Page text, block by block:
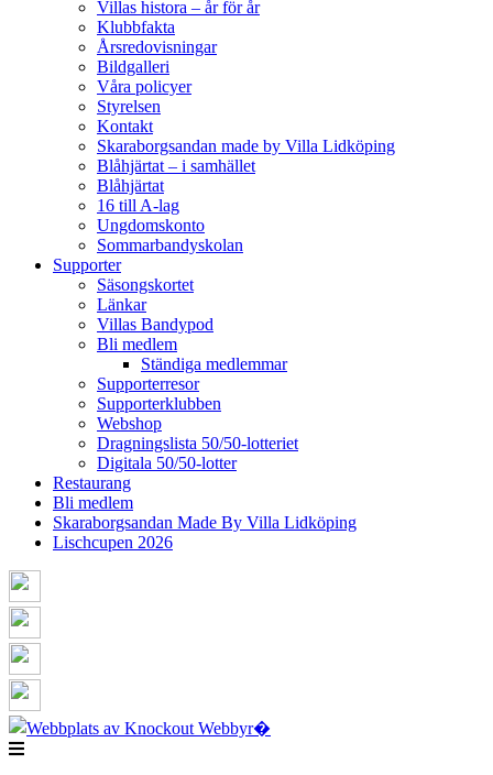
Villas histora – år för år
Klubbfakta
Årsredovisningar
Bildgalleri
Våra policyer
Styrelsen
Kontakt
Skaraborgsandan made by Villa Lidköping
Blåhjärtat – i samhället
Blåhjärtat
16 till A-lag
Ungdomskonto
Sommarbandyskolan
Supporter
Säsongskortet
Länkar
Villas Bandypod
Bli medlem
Ständiga medlemmar
Supporterresor
Supporterklubben
Webshop
Dragningslista 50/50-lotteriet
Digitala 50/50-lotter
Restaurang
Bli medlem
Skaraborgsandan Made By Villa Lidköping
Lischcupen 2026